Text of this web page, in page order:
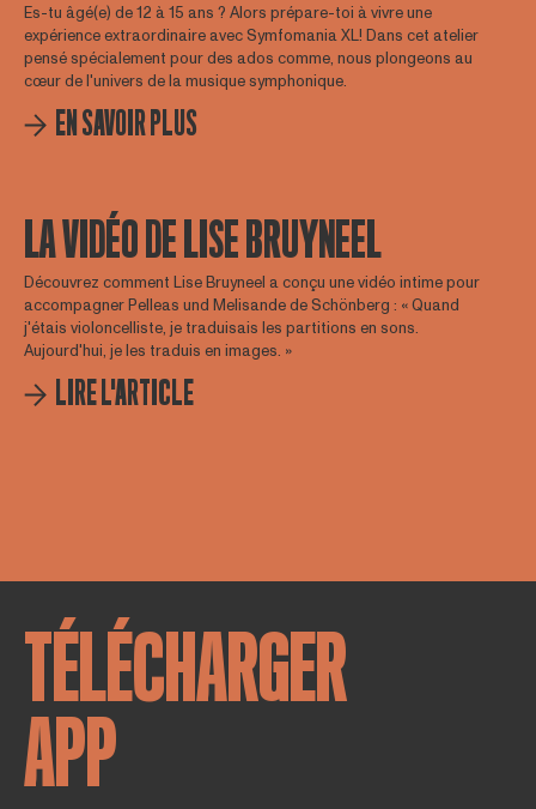
Es-tu âgé(e) de 12 à 15 ans ? Alors prépare-toi à vivre une
expérience extraordinaire avec Symfomania XL! Dans cet atelier
pensé spécialement pour des ados comme, nous plongeons au
cœur de l'univers de la musique symphonique.
EN SAVOIR PLUS
LA VIDÉO DE LISE BRUYNEEL
Découvrez comment Lise Bruyneel a conçu une vidéo intime pour
accompagner Pelleas und Melisande de Schönberg : « Quand
j'étais violoncelliste, je traduisais les partitions en sons.
Aujourd'hui, je les traduis en images. »
LIRE L'ARTICLE
TÉLÉCHARGER
APP